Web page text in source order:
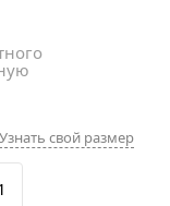
Узнать свой размер